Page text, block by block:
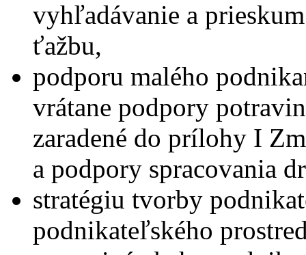
vyhľadávanie a
ťažbu,
podporu malého
vrátane podpory
zaradené do prílohy I
a podpory spracovania
stratégiu tvorby
podnikateľského